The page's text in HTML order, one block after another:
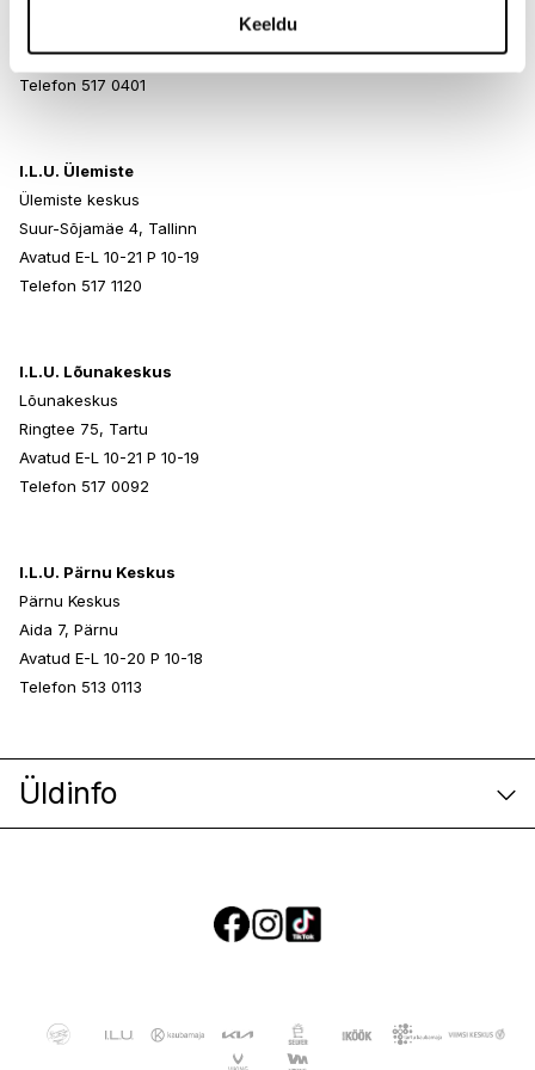
Keeldu
Avatud E-L 10-21 P 10-19
Telefon 517 0401
I.L.U. Ülemiste
Ülemiste keskus
Suur-Sõjamäe 4, Tallinn
Avatud E-L 10-21 P 10-19
Telefon 517 1120
I.L.U. Lõunakeskus
Lõunakeskus
Ringtee 75, Tartu
Avatud E-L 10-21 P 10-19
Telefon 517 0092
I.L.U. Pärnu Keskus
Pärnu Keskus
Aida 7, Pärnu
Avatud E-L 10-20 P 10-18
Telefon 513 0113
Üldinfo